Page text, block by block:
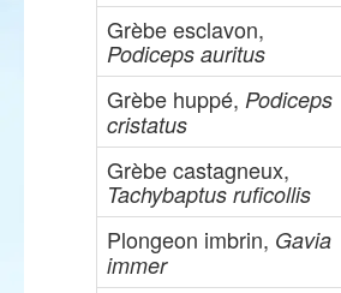
Grèbe esclavon,
Podiceps auritus
Grèbe huppé, Podiceps
cristatus
Grèbe castagneux,
Tachybaptus ruficollis
Plongeon imbrin, Gavia
immer